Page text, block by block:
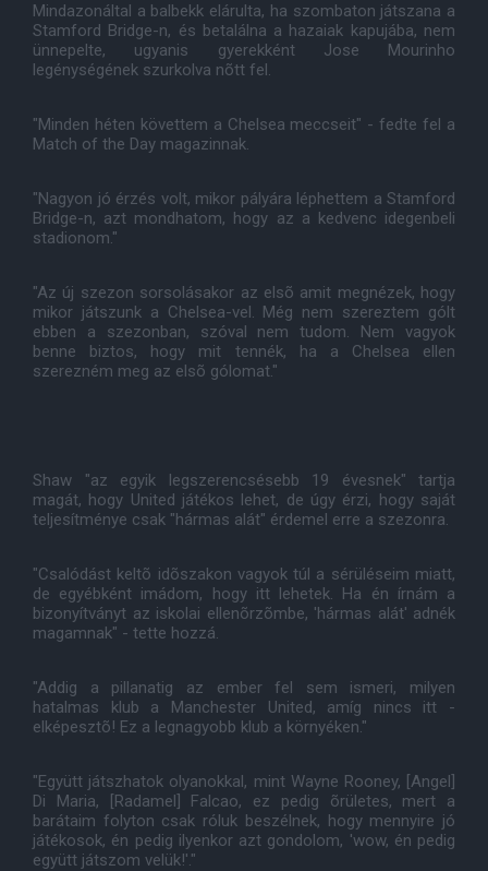
Mindazonáltal a balbekk elárulta, ha szombaton játszana a
Stamford Bridge-n, és betalálna a hazaiak kapujába, nem
ünnepelte, ugyanis gyerekként Jose Mourinho
legénységének szurkolva nõtt fel.
"Minden héten követtem a Chelsea meccseit" - fedte fel a
Match of the Day magazinnak.
"Nagyon jó érzés volt, mikor pályára léphettem a Stamford
Bridge-n, azt mondhatom, hogy az a kedvenc idegenbeli
stadionom."
"Az új szezon sorsolásakor az elsõ amit megnézek, hogy
mikor játszunk a Chelsea-vel. Még nem szereztem gólt
ebben a szezonban, szóval nem tudom. Nem vagyok
benne biztos, hogy mit tennék, ha a Chelsea ellen
szerezném meg az elsõ gólomat."
Shaw "az egyik legszerencsésebb 19 évesnek" tartja
magát, hogy United játékos lehet, de úgy érzi, hogy saját
teljesítménye csak "hármas alát" érdemel erre a szezonra.
"Csalódást keltõ idõszakon vagyok túl a sérüléseim miatt,
de egyébként imádom, hogy itt lehetek. Ha én írnám a
bizonyítványt az iskolai ellenõrzõmbe, 'hármas alát' adnék
magamnak" - tette hozzá.
"Addig a pillanatig az ember fel sem ismeri, milyen
hatalmas klub a Manchester United, amíg nincs itt -
elképesztõ! Ez a legnagyobb klub a környéken."
"Együtt játszhatok olyanokkal, mint Wayne Rooney, [Angel]
Di Maria, [Radamel] Falcao, ez pedig õrületes, mert a
barátaim folyton csak róluk beszélnek, hogy mennyire jó
játékosok, én pedig ilyenkor azt gondolom, 'wow, én pedig
együtt játszom velük!'."